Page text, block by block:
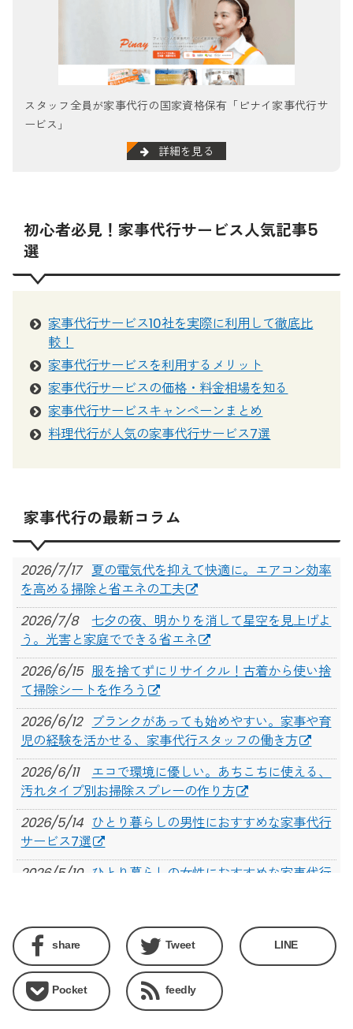
スタッフ全員が家事代行の国家資格保有「ピナイ家事代行サ
ービス」
詳細を見る
初心者必見！家事代行サービス人気記事5
選
家事代行サービス10社を実際に利用して徹底比
較！
家事代行サービスを利用するメリット
家事代行サービスの価格・料金相場を知る
家事代行サービスキャンペーンまとめ
料理代行が人気の家事代行サービス7選
家事代行の最新コラム
2026/7/17 夏の電気代を抑えて快適に。エアコン効率
を高める掃除と省エネの工夫
2026/7/8
七夕の夜、明かりを消して星空を見上げよ
う。光害と家庭でできる省エネ
2026/6/15 服を捨てずにリサイクル！古着から使い捨
て掃除シートを作ろう
2026/6/12
ブランクがあっても始めやすい。家事や育
児の経験を活かせる、家事代行スタッフの働き方
2026/6/11
エコで環境に優しい。あちこちに使える、
汚れタイプ別お掃除スプレーの作り方
2026/5/14 ひとり暮らしの男性におすすめな家事代行
サービス7選
2026/5/10 ひとり暮らしの女性におすすめな家事代行
2026/5/7
サブスクで利用できる！おすすめの家事代
行サービス5選
2026/4/30 【2026年5月】家事代行サービスキャンペ
ーンまとめ
share Tweet LINE
Pocket feedly